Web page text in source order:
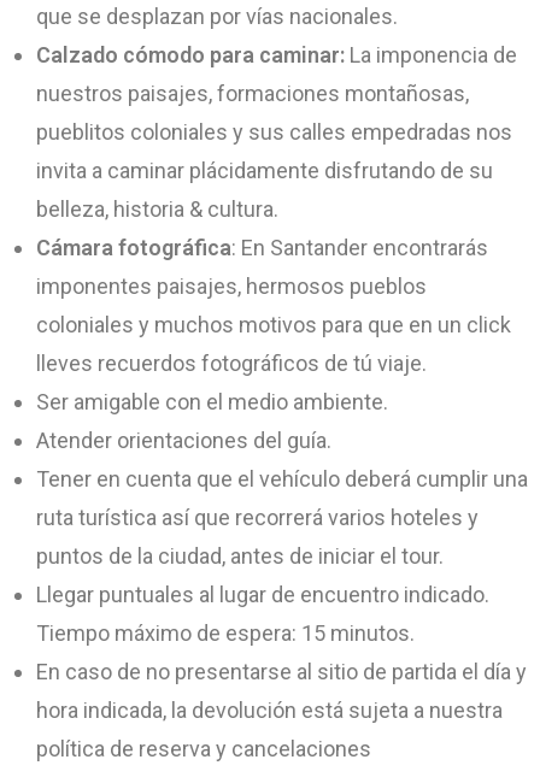
que se desplazan por vías nacionales.
Calzado cómodo para caminar: La imponencia de
nuestros paisajes, formaciones montañosas,
pueblitos coloniales y sus calles empedradas nos
invita a caminar plácidamente disfrutando de su
belleza, historia & cultura.
Cámara fotográfica: En Santander encontrarás
imponentes paisajes, hermosos pueblos
coloniales y muchos motivos para que en un click
lleves recuerdos fotográficos de tú viaje.
Ser amigable con el medio ambiente.
Atender orientaciones del guía.
Tener en cuenta que el vehículo deberá cumplir una
ruta turística así que recorrerá varios hoteles y
puntos de la ciudad, antes de iniciar el tour.
Llegar puntuales al lugar de encuentro indicado.
Tiempo máximo de espera: 15 minutos.
En caso de no presentarse al sitio de partida el día y
hora indicada, la devolución está sujeta a nuestra
política de reserva y cancelaciones